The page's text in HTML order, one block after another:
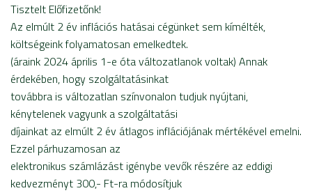
Tisztelt Előfizetőnk!
Az elmúlt 2 év inflációs hatásai cégünket sem kímélték,
költségeink folyamatosan emelkedtek.
(áraink 2024 április 1-e óta változatlanok voltak) Annak
érdekében, hogy szolgáltatásinkat
továbbra is változatlan színvonalon tudjuk nyújtani,
kénytelenek vagyunk a szolgáltatási
díjainkat az elmúlt 2 év átlagos inflációjának mértékével emelni.
Ezzel párhuzamosan az
elektronikus számlázást igénybe vevők részére az eddigi
kedvezményt 300,- Ft-ra módosítjuk